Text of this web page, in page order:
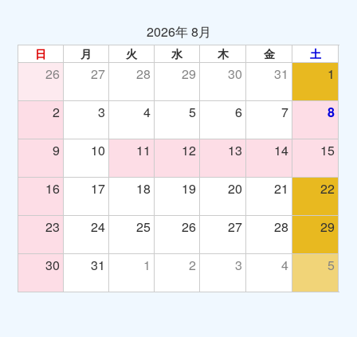
2026年 8月
日 月 火 水 木 金 土
26 27 28 29 30 31 1
2 3 4 5 6 7 8
9 10 11 12 13 14 15
16 17 18 19 20 21 22
23 24 25 26 27 28 29
30 31 1 2 3 4 5